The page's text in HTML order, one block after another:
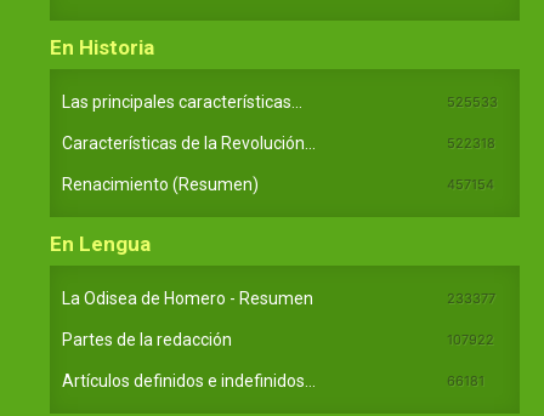
En Historia
Las principales características... 525533
Características de la Revolución... 522318
Renacimiento (Resumen) 457154
En Lengua
La Odisea de Homero - Resumen 233377
Partes de la redacción 107922
Artículos definidos e indefinidos... 66181